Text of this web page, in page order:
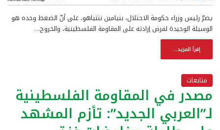
يصرّ رئيس وزراء حكومة الاحتلال، بنيامين نتنياهو، على أنّ الضغط وحده هو
الوسيلة الوحيدة لفرض إرادته على المقاومة الفلسطينية، والخروج…
إقرأ المزيد...
متابعات
مصدر في المقاومة الفلسطينية
لـ”العربي الجديد”: تأزم المشهد